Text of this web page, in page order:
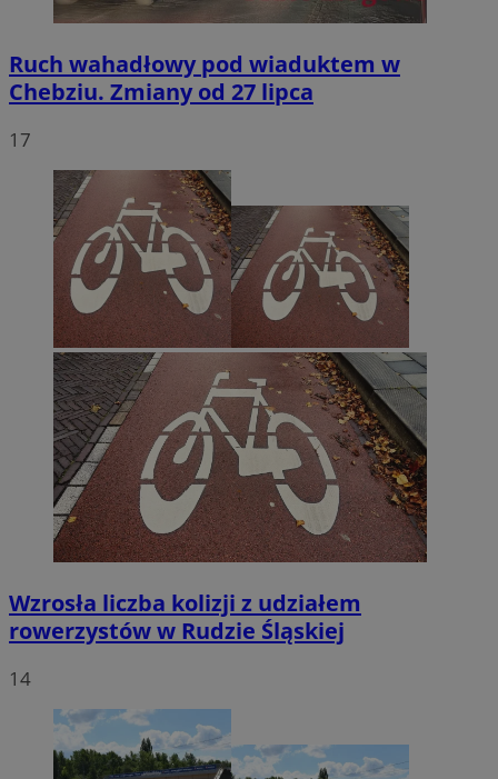
Ruch wahadłowy pod wiaduktem w
Chebziu. Zmiany od 27 lipca
17
Wzrosła liczba kolizji z udziałem
rowerzystów w Rudzie Śląskiej
14